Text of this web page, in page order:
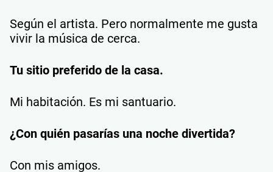
Según el artista. Pero normalmente me gusta
vivir la música de cerca.
Tu sitio preferido de la casa.
Mi habitación. Es mi santuario.
¿Con quién pasarías una noche divertida?
Con mis amigos.